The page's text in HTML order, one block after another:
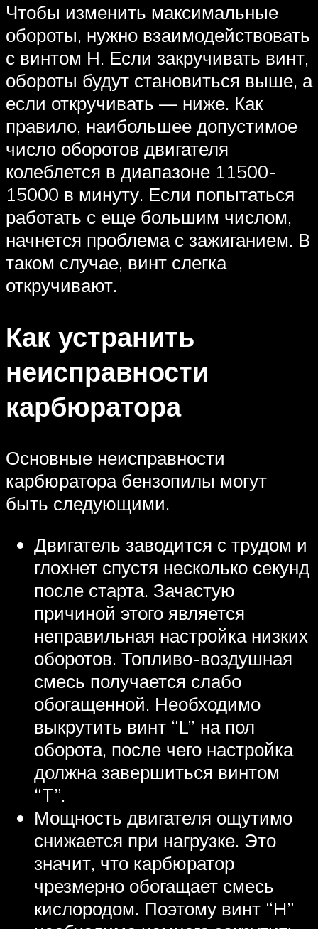
Чтобы изменить максимальные
обороты, нужно взаимодействовать
с винтом Н. Если закручивать винт,
обороты будут становиться выше, а
если откручивать — ниже. Как
правило, наибольшее допустимое
число оборотов двигателя
колеблется в диапазоне 11500-
15000 в минуту. Если попытаться
работать с еще большим числом,
начнется проблема с зажиганием. В
таком случае, винт слегка
откручивают.
Как устранить
неисправности
карбюратора
Основные неисправности
карбюратора бензопилы могут
быть следующими.
Двигатель заводится с трудом и
глохнет спустя несколько секунд
после старта. Зачастую
причиной этого является
неправильная настройка низких
оборотов. Топливо-воздушная
смесь получается слабо
обогащенной. Необходимо
выкрутить винт “L” на пол
оборота, после чего настройка
должна завершиться винтом
“T”.
Мощность двигателя ощутимо
снижается при нагрузке. Это
значит, что карбюратор
чрезмерно обогащает смесь
кислородом. Поэтому винт “H”